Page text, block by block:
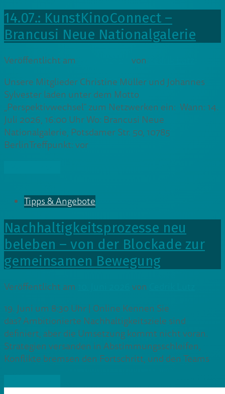
14.07.: KunstKinoConnect –
Brancusi Neue Nationalgalerie
Veröffentlicht am von
Unsere Mitglieder Christine Müller und Johannes
Sylvester laden unter dem Motto
„Perspektivwechsel“ zum Netzwerken ein: Wann: 14.
Juli 2026, 16:00 Uhr Wo: Brancusi Neue
Nationalgalerie, Potsdamer Str. 50, 10785
BerlinTreffpunkt: vor
Tipps & Angebote
Nachhaltigkeitsprozesse neu
beleben – von der Blockade zur
gemeinsamen Bewegung
Veröffentlicht am von
19. Juni um 8:30 Uhr | Online Kennen Sie
das? Ambitionierte Nachhaltigkeitsziele sind
definiert, aber die Umsetzung kommt nicht voran.
Strategien versanden in Abstimmungsschleifen,
Konflikte bremsen den Fortschritt, und den Teams